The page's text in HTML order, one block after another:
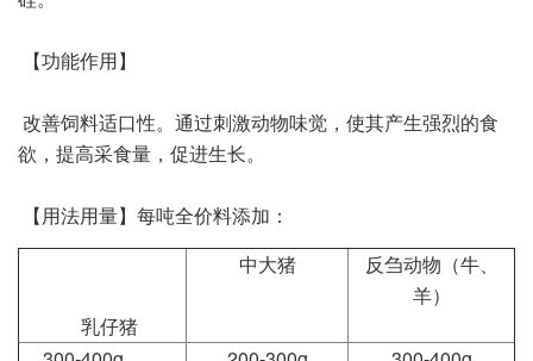
【功能作用】
改善饲料适口性。通过刺激动物味觉，使其产生强烈的食
欲，提高采食量，促进生长。
【用法用量】每吨全价料添加：
乳仔猪
中大猪
反刍动物（牛、
羊）